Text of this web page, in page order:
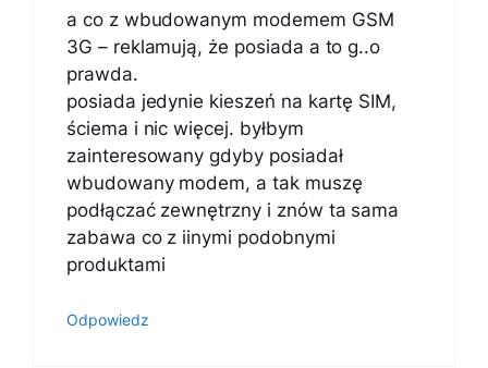
a co z wbudowanym modemem GSM
3G – reklamują, że posiada a to g..o
prawda.
posiada jedynie kieszeń na kartę SIM,
ściema i nic więcej. byłbym
zainteresowany gdyby posiadał
wbudowany modem, a tak muszę
podłączać zewnętrzny i znów ta sama
zabawa co z iinymi podobnymi
produktami
Odpowiedz